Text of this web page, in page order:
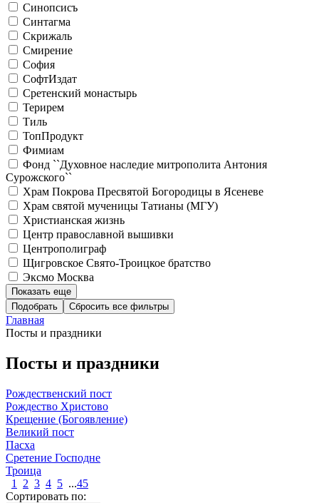
Синопсисъ
Синтагма
Скрижаль
Смирение
София
СофтИздат
Сретенский монастырь
Терирем
Тиль
ТопПродукт
Фимиам
Фонд ``Духовное наследие митрополита Антония
Сурожского``
Храм Покрова Пресвятой Богородицы в Ясеневе
Храм святой мученицы Татианы (МГУ)
Христианская жизнь
Центр православной вышивки
Центрополиграф
Щигровское Свято-Троицкое братство
Эксмо Москва
Показать еще
Подобрать
Главная
Посты и праздники
Посты и праздники
Рождественский пост
Рождество Христово
Крещение (Богоявление)
Великий пост
Пасха
Сретение Господне
Троица
1
2 3 4 5 ...45
Сортировать по: